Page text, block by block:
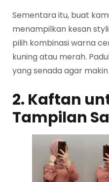
Sementara itu, buat
menampilkan kesan
pilih kombinasi warna
kuning atau merah.
yang senada agar
2. Kaftan
Tampilan